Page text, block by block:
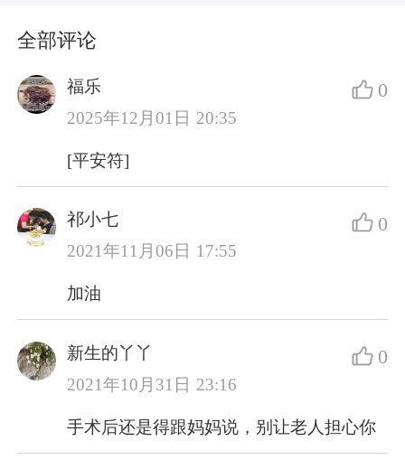
全部评论
福乐
2025年12月01日 20:35
0
[平安符]
祁小七
2021年11月06日 17:55
0
加油
新生的丫丫
2021年10月31日 23:16
0
手术后还是得跟妈妈说，别让老人担心你